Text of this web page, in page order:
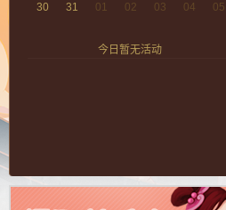
30
31 01 02 03 04 05
今日暂无活动